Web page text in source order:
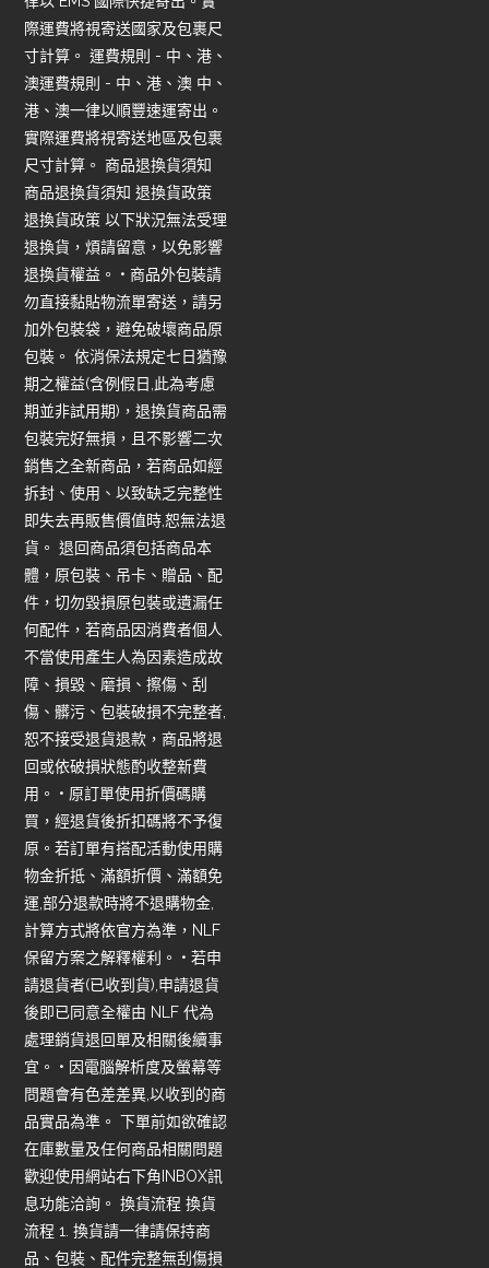
際運費將視寄送國家及包裹尺
寸計算。 運費規則 - 中、港、
澳運費規則 - 中、港、澳 中、
港、澳一律以順豐速運寄出。
實際運費將視寄送地區及包裹
尺寸計算。 商品退換貨須知
商品退換貨須知 退換貨政策
退換貨政策 以下狀況無法受理
退換貨，煩請留意，以免影響
退換貨權益。 • 商品外包裝請
勿直接黏貼物流單寄送，請另
加外包裝袋，避免破壞商品原
包裝。 依消保法規定七日猶豫
期之權益(含例假日,此為考慮
期並非試用期)，退換貨商品需
包裝完好無損，且不影響二次
銷售之全新商品，若商品如經
拆封、使用、以致缺乏完整性
即失去再販售價值時,恕無法退
貨。 退回商品須包括商品本
體，原包裝、吊卡、贈品、配
件，切勿毀損原包裝或遺漏任
何配件，若商品因消費者個人
不當使用產生人為因素造成故
障、損毀、磨損、擦傷、刮
傷、髒污、包裝破損不完整者,
恕不接受退貨退款，商品將退
回或依破損狀態酌收整新費
用。 • 原訂單使用折價碼購
買，經退貨後折扣碼將不予復
原。若訂單有搭配活動使用購
物金折抵、滿額折價、滿額免
運,部分退款時將不退購物金,
計算方式將依官方為準，NLF
保留方案之解釋權利。 • 若申
請退貨者(已收到貨),申請退貨
後即已同意全權由 NLF 代為
處理銷貨退回單及相關後續事
宜。 • 因電腦解析度及螢幕等
問題會有色差差異,以收到的商
品實品為準。 下單前如欲確認
在庫數量及任何商品相關問題
歡迎使用網站右下角INBOX訊
息功能洽詢。 換貨流程 換貨
流程 1. 換貨請一律請保持商
品、包裝、配件完整無刮傷損